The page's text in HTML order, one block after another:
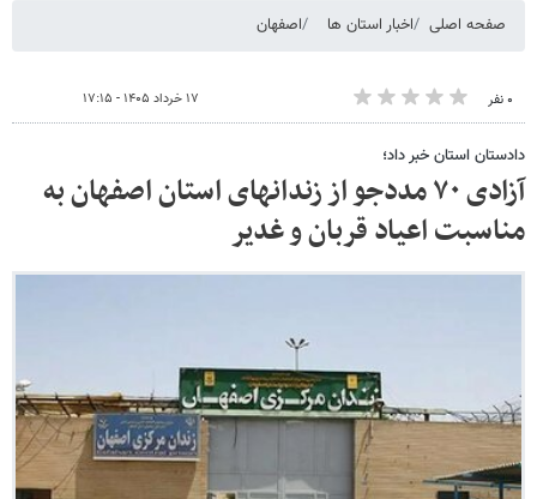
صفحه اصلی اخبار استان ها اصفهان
۰ نفر ۱۷ خرداد ۱۴۰۵ - ۱۷:۱۵
دادستان استان خبر داد؛
آزادی ۷۰ مددجو از زندانهای استان اصفهان به
مناسبت اعیاد قربان و غدیر